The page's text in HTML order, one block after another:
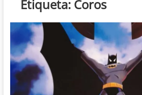
Etiqueta: Coros